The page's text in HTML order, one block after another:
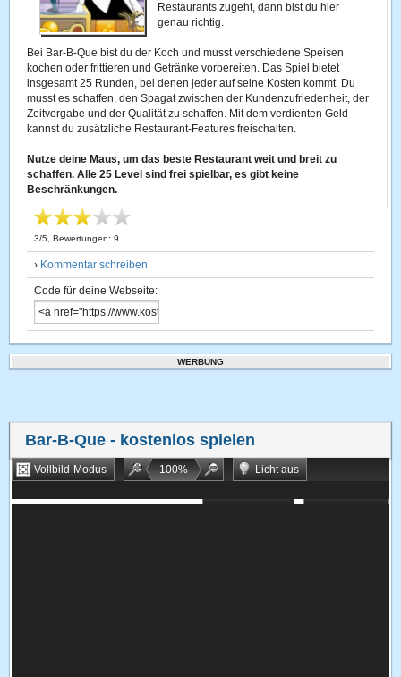
Restaurants zugeht, dann bist du hier
genau richtig.
Bei Bar-B-Que bist du der Koch und musst verschiedene Speisen
kochen oder frittieren und Getränke vorbereiten. Das Spiel bietet
insgesamt 25 Runden, bei denen jeder auf seine Kosten kommt. Du
musst es schaffen, den Spagat zwischen der Kundenzufriedenheit, der
Zeitvorgabe und der Qualität zu schaffen. Mit dem verdienten Geld
kannst du zusätzliche Restaurant-Features freischalten.
Nutze deine Maus, um das beste Restaurant weit und breit zu
schaffen. Alle 25 Level sind frei spielbar, es gibt keine
Beschränkungen.
3/5 , Bewertungen:9
› Kommentar schreiben
Code für deine Webseite:
WERBUNG
Bar-B-Que - kostenlos spielen
Vollbild-Modus 100%
Licht aus